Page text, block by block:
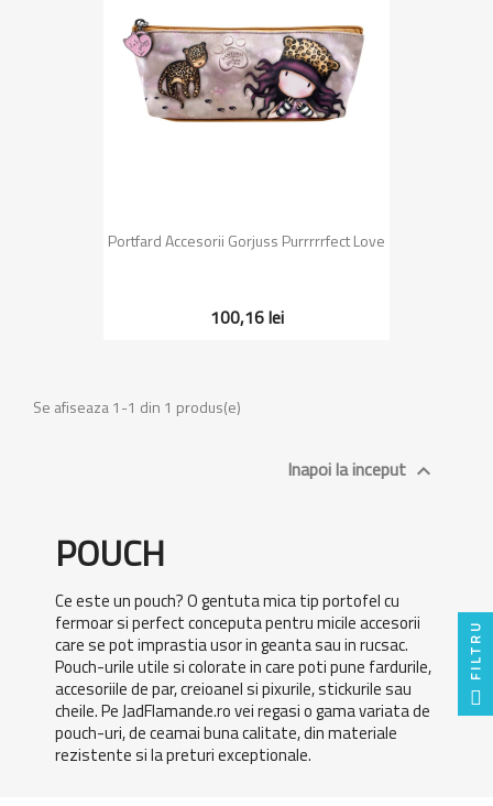
Portfard Accesorii Gorjuss Purrrrrfect Love
100,16 lei
Se afiseaza 1-1 din 1 produs(e)
Inapoi la inceput 
POUCH
Ce este un pouch? O gentuta mica tip portofel cu
fermoar si perfect conceputa pentru micile accesorii
care se pot imprastia usor in geanta sau in rucsac.
Pouch-urile utile si colorate in care poti pune fardurile,
accesoriile de par, creioanel si pixurile, stickurile sau
cheile. Pe JadFlamande.ro vei regasi o gama variata de
pouch-uri, de ceamai buna calitate, din materiale
rezistente si la preturi exceptionale.
FILTRU